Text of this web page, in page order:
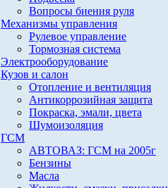
Вопросы биения руля
Механизмы управления
Рулевое управление
Тормозная система
Электрооборудование
Кузов и салон
Отопление и вентиляция
Антикоррозийная защита
Покраска, эмали, цвета
Шумоизоляция
ГСМ
АВТОВАЗ: ГСМ на 2005г
Бензины
Масла